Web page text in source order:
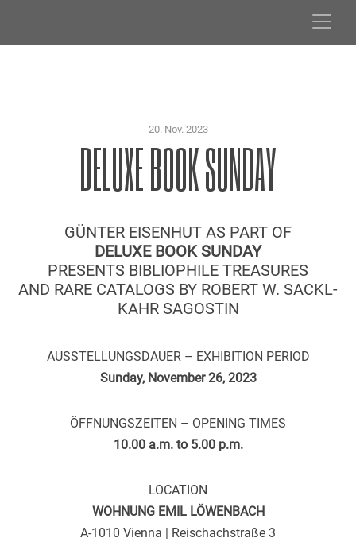
content
20. Nov. 2023
DELUXE BOOK SUNDAY
GÜNTER EISENHUT AS PART OF
DELUXE BOOK SUNDAY
PRESENTS BIBLIOPHILE TREASURES
AND RARE CATALOGS BY ROBERT W. SACKL-
KAHR SAGOSTIN
AUSSTELLUNGSDAUER – EXHIBITION PERIOD
Sunday, November 26, 2023
ÖFFNUNGSZEITEN – OPENING TIMES
10.00 a.m. to 5.00 p.m.
LOCATION
WOHNUNG EMIL LÖWENBACH
A-1010 Vienna | Reischachstraße 3